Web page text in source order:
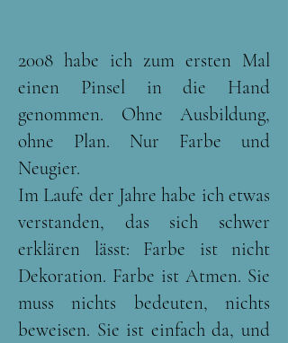
2008 habe ich zum ersten Mal
einen Pinsel in die Hand
genommen. Ohne Ausbildung,
ohne Plan. Nur Farbe und
Neugier.
Im Laufe der Jahre habe ich etwas
verstanden, das sich schwer
erklären lässt: Farbe ist nicht
Dekoration. Farbe ist Atmen. Sie
muss nichts bedeuten, nichts
beweisen. Sie ist einfach da, und